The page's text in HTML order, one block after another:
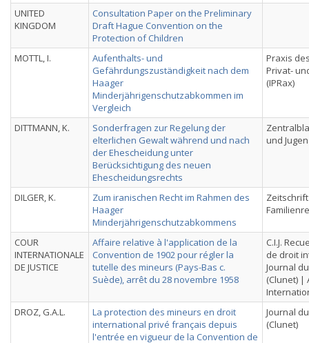
UNITED
KINGDOM
Consultation Paper on the Preliminary
Draft Hague Convention on the
Protection of Children
MOTTL, I.
Aufenthalts- und
Gefährdungszuständigkeit nach dem
Haager
Minderjährigenschutzabkommen im
Vergleich
Praxis
Privat-
(IPRax)
DITTMANN, K.
Sonderfragen zur Regelung der
elterlichen Gewalt während und nach
der Ehescheidung unter
Berücksichtigung des neuen
Ehescheidungsrechts
und
DILGER, K.
Zum iranischen Recht im Rahmen des
Haager
Minderjährigenschutzabkommens
COUR
INTERNATIONALE
DE JUSTICE
Affaire relative à l'application de la
Convention de 1902 pour régler la
tutelle des mineurs (Pays-Bas c.
Suède), arrêt du 28 novembre 1958
C.I.J.
de droit
Journal
(Clunet) |
DROZ, G.A.L.
La protection des mineurs en droit
international privé français depuis
l'entrée en vigueur de la Convention de
Journal
(Clunet)